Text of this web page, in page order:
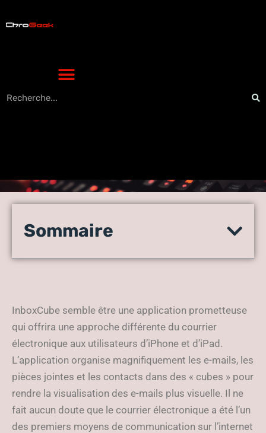
application qui rend le
visuellement attrayant
Sommaire
InboxCube semble être une application prometteuse
qui offrira une approche différente du courrier
électronique aux utilisateurs d’iPhone et d’iPad.
L’application organise magnifiquement les e-mails, les
pièces jointes et les contacts dans des « cubes » pour
rendre la visualisation des e-mails plus visuelle. Il ne
fait aucun doute que le courrier électronique a été l’un
des premiers moyens de communication sur l’internet